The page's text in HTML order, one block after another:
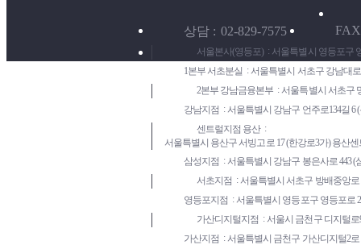
상담 02-829-7575 FAX
서울본사(영등포)
서울특별시 영등포구
1본부 서초분실
서울특별시 서초구 강남대로
2본부 강남금융본부
서울특별시 서초구
강남지점
서울특별시 강남구 언주로134길 6
센트럴지점 용산
서울특별시 용산구 서빙고로 17 (한강로3가) 용산
삼성지점
서울특별시 강남구 봉은사로 443 (
서초지점
서울특별시 서초구 방배중앙로
영등포지점
서울특별시 영등포구 영등포로
가산디지털지점
서울시 금천구 디지털
가산지점
서울특별시 금천구 가산디지털2로